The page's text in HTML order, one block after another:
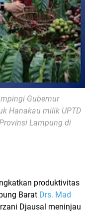
Gubernur
Hanakau milik UPTD
Lampung di
produktivitas
Barat Drs. Mad
Djausal meninjau